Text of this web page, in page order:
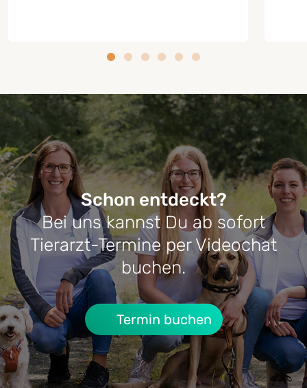
RATGEBER HUNDE-DARMGESUNDHEIT
Darmflora beim Hund aufbauen:
Wann sinnvoll? Was hilft wirklich?
Schon entdeckt?
Bei uns kannst Du ab sofort
Tierarzt-Termine per Videochat
buchen.
Termin buchen